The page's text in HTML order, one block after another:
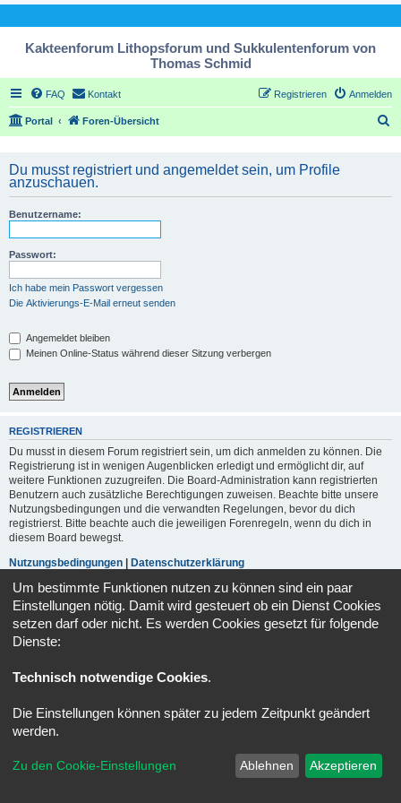
Kakteenforum Lithopsforum und Sukkulentenforum von
Thomas Schmid
FAQ Kontakt Anmelden
Registrieren
Portal Foren-Übersicht
Du musst registriert und angemeldet sein, um Profile
anzuschauen.
Benutzername:
Passwort:
Ich habe mein Passwort vergessen
Die Aktivierungs-E-Mail erneut senden
Angemeldet bleiben
Meinen Online-Status während dieser Sitzung verbergen
REGISTRIEREN
Du musst in diesem Forum registriert sein, um dich anmelden zu können. Die
Registrierung ist in wenigen Augenblicken erledigt und ermöglicht dir, auf
weitere Funktionen zuzugreifen. Die Board-Administration kann registrierten
Benutzern auch zusätzliche Berechtigungen zuweisen. Beachte bitte unsere
Nutzungsbedingungen und die verwandten Regelungen, bevor du dich
registrierst. Bitte beachte auch die jeweiligen Forenregeln, wenn du dich in
diesem Board bewegst.
Nutzungsbedingungen
Datenschutzerklärung
Registrieren
Powered byphpBB ® Forum Software © phpBB Limited
Datenschutz|Nutzungsbedingungen
Um bestimmte Funktionen nutzen zu können sind ein paar
Einstellungen nötig. Damit wird gesteuert ob ein Dienst Cookies
setzen darf oder nicht. Es werden Cookies gesetzt für folgende
Dienste:
Technisch notwendige Cookies.
Die Einstellungen können später zu jedem Zeitpunkt geändert
werden.
Zu den Cookie-Einstellungen Ablehnen Akzeptieren